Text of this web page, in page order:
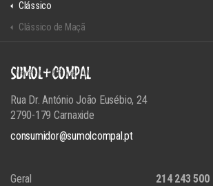
Clássico
Clássico de Maçã
SUMOL+COMPAL
Rua Dr. António João Eusébio, 24
2790-179 Carnaxide
consumidor@sumolcompal.pt
Geral 214 243 500